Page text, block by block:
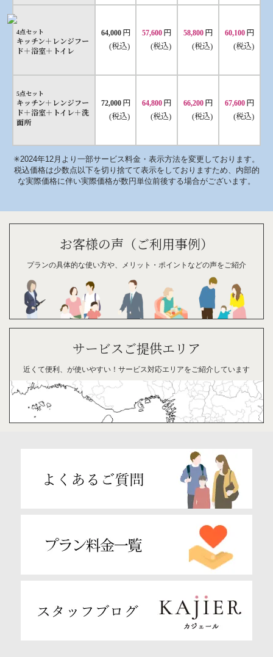
4点セット
キッチン＋レンジフー
ド＋浴室＋トイレ
64,000 円
(税込)
57,600 円
(税込)
58,800 円
(税込)
60,100 円
(税込)
5点セット
キッチン＋レンジフー
ド＋浴室＋トイレ＋洗
面所
72,000 円
(税込)
64,800 円
(税込)
66,200 円
(税込)
67,600 円
(税込)
✳︎2024年12月より一部サービス料金・表示方法を変更しております。
税込価格は少数点以下を切り捨てて表示をしておりますため、内部的
な実際価格に伴い実際価格が数円単位前後する場合がございます。
お客様の声（ご利用事例）
プランの具体的な使い方や、 メリット・ ポイントなどの声をご紹介
サービスご提供エリア
近くて便利、が使いやすい！ サービス対応エリアをご紹介しています